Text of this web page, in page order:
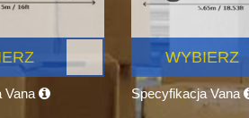
Vana
WYBIERZ
Specyfikacja Vana